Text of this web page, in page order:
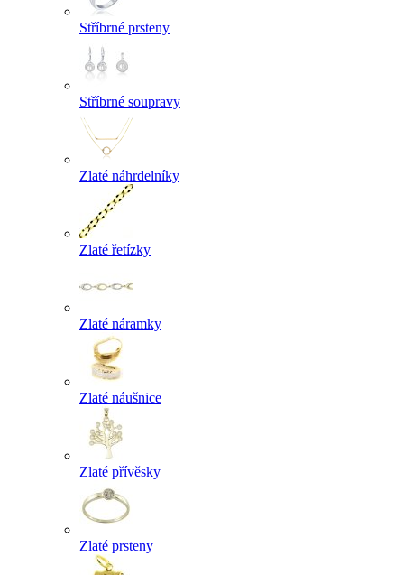
Stříbrné prsteny
Stříbrné soupravy
Zlaté náhrdelníky
Zlaté řetízky
Zlaté náramky
Zlaté náušnice
Zlaté přívěsky
Zlaté prsteny